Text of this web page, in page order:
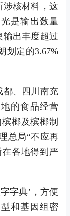
涉核材料，这
是输出数量
输出丰度超过
划定的3.67%
、四川南充
的食品经营
榔及槟榔制
总局“不应再
各地得到严
字典’，方便
和基因组密